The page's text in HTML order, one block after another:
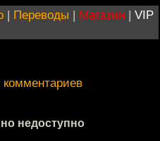
| Переводы | Магазин | VIP
комментариев
недоступно